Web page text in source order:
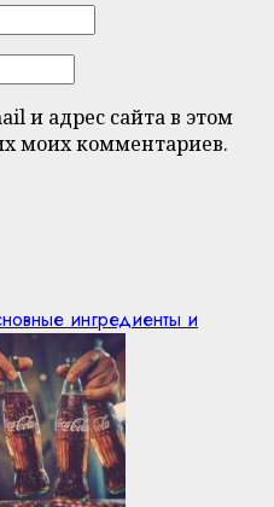
и адрес сайта в этом
моих комментариев.
ингредиенты и